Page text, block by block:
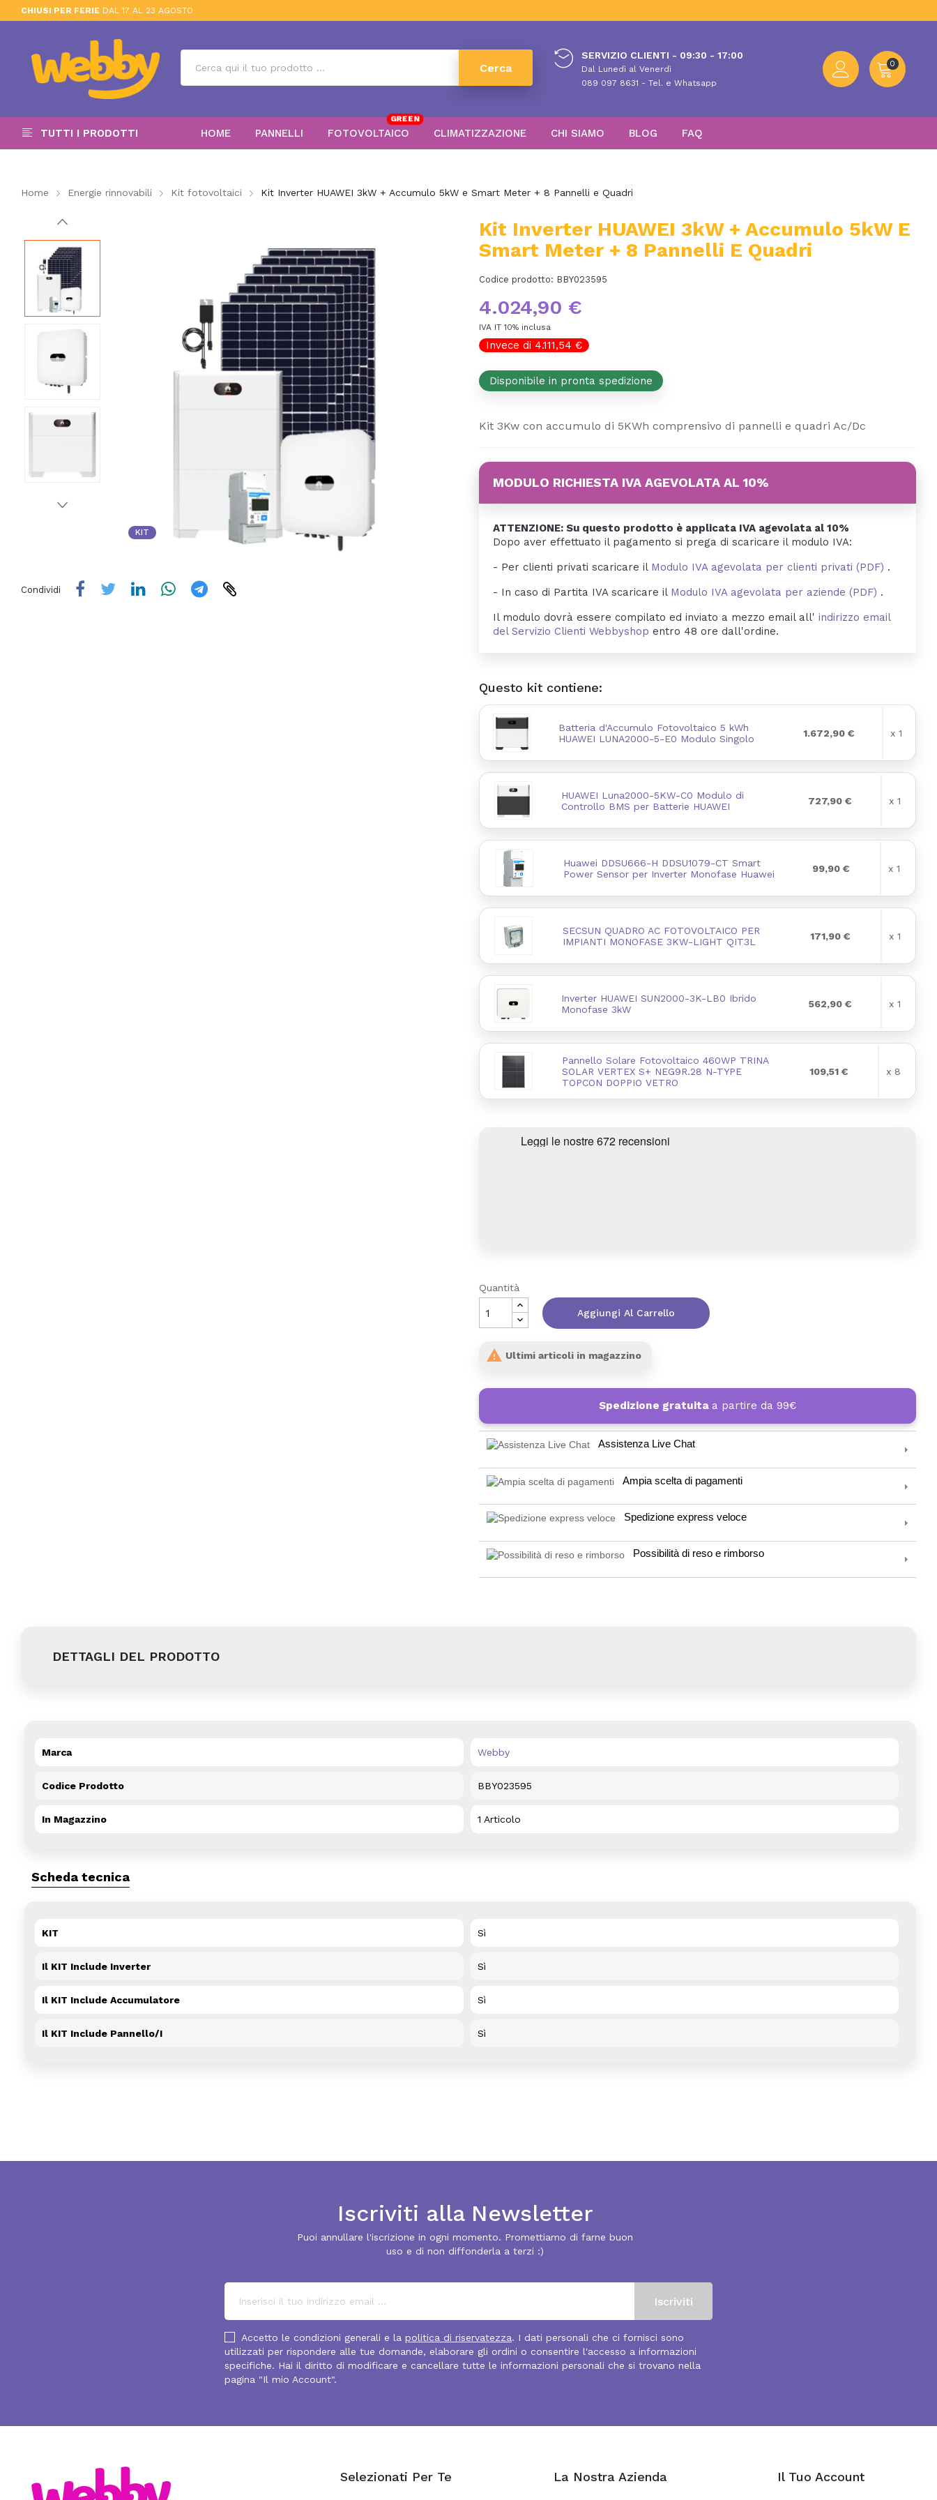
CHIUSI PER FERIE DAL 17 AL 23 AGOSTO
Cerca
SERVIZIO CLIENTI - 09:30 - 17:00
Dal Lunedì al Venerdì
089 097 8631 - Tel. e Whatsapp
0
TUTTI I PRODOTTI HOME PANNELLI FOTOVOLTAICO
GREEN
CLIMATIZZAZIONE CHI SIAMO BLOG FAQ
Home Energie rinnovabili Kit fotovoltaici Kit Inverter HUAWEI 3kW + Accumulo 5kW e Smart Meter + 8 Pannelli e Quadri
KIT
Condividi
Kit Inverter HUAWEI 3kW + Accumulo 5kW E
Smart Meter + 8 Pannelli E Quadri
Codice prodotto: BBY023595
4.024,90 €
IVA IT 10% inclusa
Invece di 4.111,54 €
Disponibile in pronta spedizione
Kit 3Kw con accumulo di 5KWh comprensivo di pannelli e quadri Ac/Dc
MODULO RICHIESTA IVA AGEVOLATA AL 10%
ATTENZIONE: Su questo prodotto è applicata IVA agevolata al 10%
Dopo aver effettuato il pagamento si prega di scaricare il modulo IVA:
- Per clienti privati scaricare il Modulo IVA agevolata per clienti privati (PDF) .
- In caso di Partita IVA scaricare il Modulo IVA agevolata per aziende (PDF) .
Il modulo dovrà essere compilato ed inviato a mezzo email all' indirizzo email
del Servizio Clienti Webbyshop entro 48 ore dall'ordine.
Questo kit contiene:
Batteria d'Accumulo Fotovoltaico 5 kWh
HUAWEI LUNA2000-5-E0 Modulo Singolo
1.672,90 € x 1
HUAWEI Luna2000-5KW-C0 Modulo di
Controllo BMS per Batterie HUAWEI
727,90 € x 1
Huawei DDSU666-H DDSU1079-CT Smart
Power Sensor per Inverter Monofase Huawei
99,90 € x 1
SECSUN QUADRO AC FOTOVOLTAICO PER
IMPIANTI MONOFASE 3KW-LIGHT QIT3L
171,90 € x 1
Inverter HUAWEI SUN2000-3K-LB0 Ibrido
Monofase 3kW
562,90 € x 1
Pannello Solare Fotovoltaico 460WP TRINA
SOLAR VERTEX S+ NEG9R.28 N-TYPE
TOPCON DOPPIO VETRO
109,51 € x 8
Quantità
Aggiungi Al Carrello
 Ultimi articoli in magazzino
Spedizione gratuita a partire da 99€
Assistenza Live Chat
Ampia scelta di pagamenti
Spedizione express veloce
Possibilità di reso e rimborso
DETTAGLI DEL PRODOTTO
Marca Webby
Codice Prodotto BBY023595
In Magazzino 1 Articolo
Scheda tecnica
KIT Sì
Il KIT Include Inverter Sì
Il KIT Include Accumulatore Sì
Il KIT Include Pannello/i Sì
Iscriviti alla Newsletter
Puoi annullare l'iscrizione in ogni momento. Promettiamo di farne buon
uso e di non diffonderla a terzi :)
Accetto le condizioni generali e la politica di riservatezza. I dati personali che ci fornisci sono
utilizzati per rispondere alle tue domande, elaborare gli ordini o consentire l'accesso a informazioni
specifiche. Hai il diritto di modificare e cancellare tutte le informazioni personali che si trovano nella
pagina "Il mio Account".
Selezionati Per Te La Nostra Azienda Il Tuo Account